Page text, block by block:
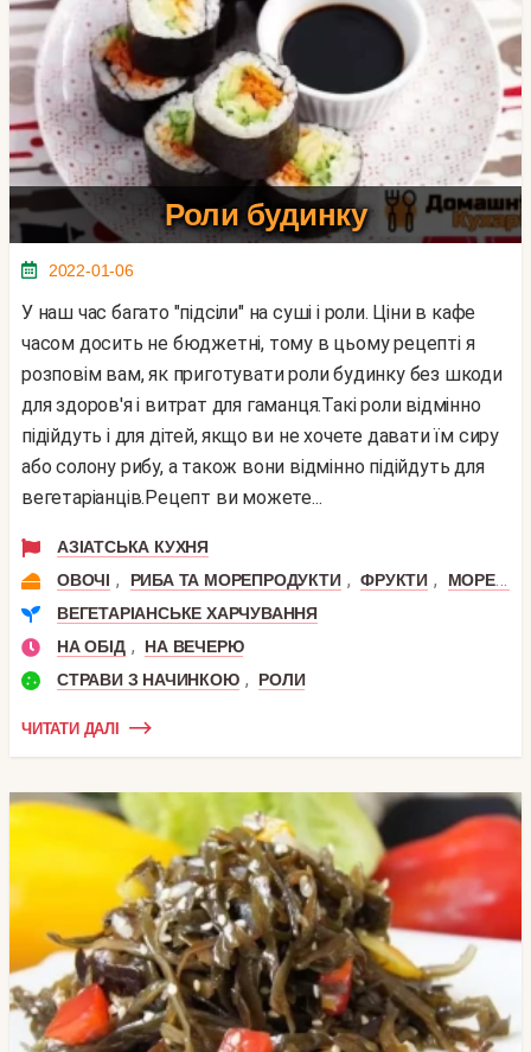
Роли будинку
2022-01-06
У наш час багато "підсіли" на суші і роли. Ціни в кафе
часом досить не бюджетні, тому в цьому рецепті я
розповім вам, як приготувати роли будинку без шкоди
для здоров'я і витрат для гаманця.Такі роли відмінно
підійдуть і для дітей, якщо ви не хочете давати їм сиру
або солону рибу, а також вони відмінно підійдуть для
вегетаріанців.Рецепт ви можете...
АЗІАТСЬКА КУХНЯ
ОВОЧІ , РИБА ТА МОРЕПРОДУКТИ , ФРУКТИ ,
МОРЕПРОДУКТИ
ВЕГЕТАРІАНСЬКЕ ХАРЧУВАННЯ
НА ОБІД ,
НА ВЕЧЕРЮ
СТРАВИ З НАЧИНКОЮ , РОЛИ
ЧИТАТИ ДАЛІ